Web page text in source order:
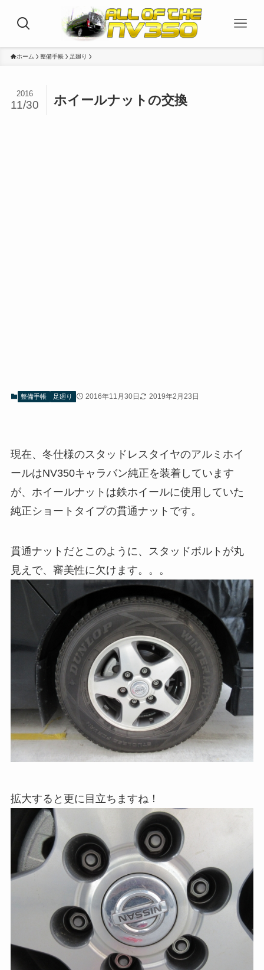
ホーム 整備手帳 足廻り
ホイールナットの交換
2016
11/30
整備手帳 足廻り 2016年11月30日 2019年2月23日
現在、冬仕様のスタッドレスタイヤのアルミホイ
ールはNV350キャラバン純正を装着しています
が、ホイールナットは鉄ホイールに使用していた
純正ショートタイプの貫通ナットです。
貫通ナットだとこのように、スタッドボルトが丸
見えで、審美性に欠けます。。。
拡大すると更に目立ちますね！